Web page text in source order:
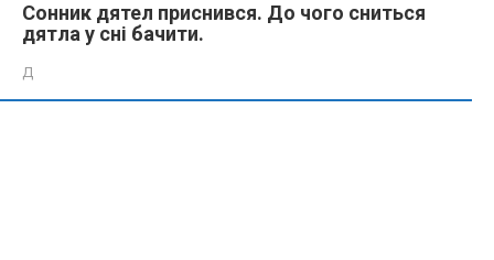
Сонник дятел приснився. До чого сниться
дятла у сні бачити.
Д